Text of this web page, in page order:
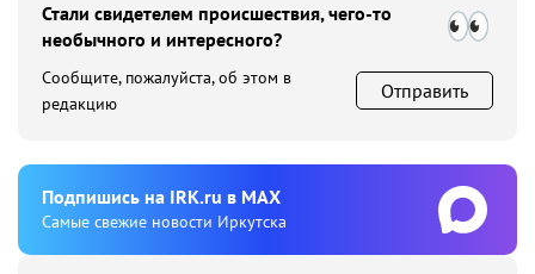
Стали свидетелем происшествия, чего-то
необычного и интересного?
Сообщите, пожалуйста, об этом в
редакцию
Отправить
Подпишиcь на IRK.ru в MAX
Cамые свежие новости Иркутска